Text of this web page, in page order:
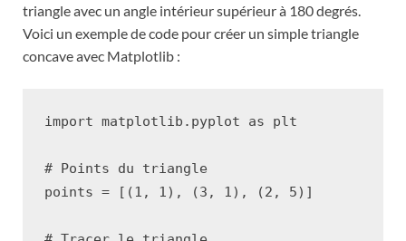
triangle avec un angle intérieur supérieur à 180 degrés.
Voici un exemple de code pour créer un simple triangle
concave avec Matplotlib :
import matplotlib.pyplot as plt
# Points du triangle
points = [(1 , 1), (3 , 1), (2 , 5)]